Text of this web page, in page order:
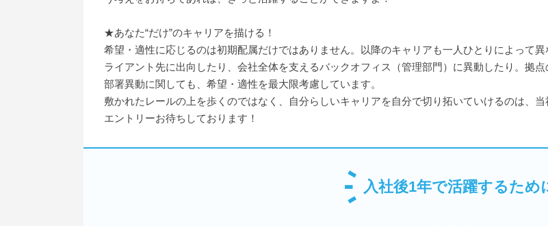
★あなた“だけ”のキャリアを描ける！
希望・適性に応じるのは初期配属だけではありません。以降のキャリアも一人ひとりによって
ライアント先に出向したり、会社全体を支えるバックオフィス（管理部門）に異動したり。拠
部署異動に関しても、希望・適性を最大限考慮しています。
敷かれたレールの上を歩くのではなく、自分らしいキャリアを自分で切り拓いていけるのは、
エントリーお待ちしております！
入社後1年で活躍するため